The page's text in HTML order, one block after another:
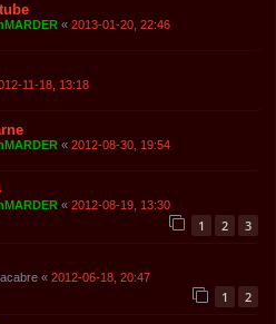
« 2013-01-20, 22:46
11-18, 13:18
« 2012-08-30, 19:54
« 2012-08-19, 13:30
1 2 3
« 2012-06-18, 20:47
1 2